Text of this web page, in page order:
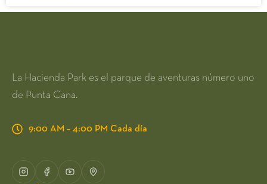
La Hacienda Park es el parque de aventuras número uno
de Punta Cana.
9:00 AM – 4:00 PM Cada día